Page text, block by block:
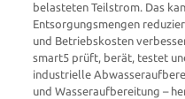
belasteten Teilstrom. Das
Entsorgungsmengen
und Betriebskosten
smart5 prüft, berät, testet
industrielle
und Wasseraufbereitung –